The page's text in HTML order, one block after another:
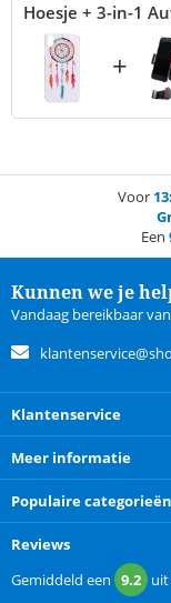
Hoesje + 3-in-1
+
Voor
Een
Kunnen we je
Vandaag bereikbaar
Klantenservice
Meer informatie
Populaire categorieën
Reviews
Gemiddeld een 9.2 uit